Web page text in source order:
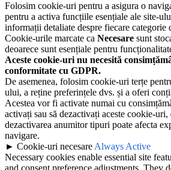
Folosim cookie-uri pentru a asigura o
pentru a activa funcțiile esențiale ale site-
informații detaliate despre fiecare categorie
Cookie-urile marcate ca Necesare sunt
deoarece sunt esențiale pentru
Aceste cookie-uri nu necesită
conformitate cu GDPR.
De asemenea, folosim cookie-uri terțe
ului, a reține preferințele dvs. și a oferi
Acestea vor fi activate numai cu
activați sau să dezactivați aceste cookie-uri,
dezactivarea anumitor tipuri poate afecta
navigare.
► Cookie-uri necesareAlways Active
Necessary cookies enable essential site